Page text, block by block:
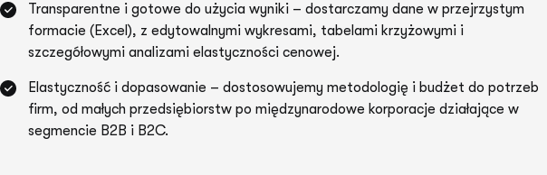
Transparentne i gotowe do użycia wyniki – dostarczamy dane w przejrzystym
formacie (Excel), z edytowalnymi wykresami, tabelami krzyżowymi i
szczegółowymi analizami elastyczności cenowej.
Elastyczność i dopasowanie – dostosowujemy metodologię i budżet do potrzeb
firm, od małych przedsiębiorstw po międzynarodowe korporacje działające w
segmencie B2B i B2C.